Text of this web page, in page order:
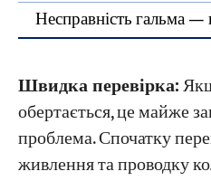
Несправність гальма —
Швидка перевірка:
обертається, це майже
проблема. Спочатку
живлення та проводку